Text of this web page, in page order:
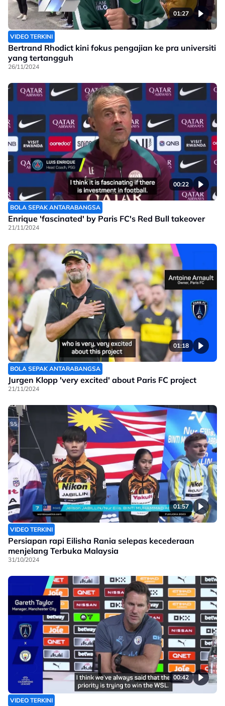
01:27
VIDEO TERKINI
Bertrand Rhodict kini fokus pengajian ke pra universiti
yang tertangguh
26/11/2024
00:22
BOLA SEPAK ANTARABANGSA
Enrique 'fascinated' by Paris FC's Red Bull takeover
21/11/2024
01:18
BOLA SEPAK ANTARABANGSA
Jurgen Klopp 'very excited' about Paris FC project
21/11/2024
01:57
VIDEO TERKINI
Persiapan rapi Eilisha Rania selepas kecederaan
menjelang Terbuka Malaysia
31/10/2024
00:42
VIDEO TERKINI